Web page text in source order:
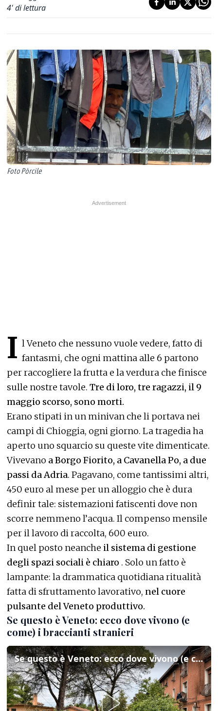
4' di lettura
Foto Pòrcile
I l Veneto che nessuno vuole vedere, fatto di
fantasmi, che ogni mattina alle 6 partono
per raccogliere la frutta e la verdura che finisce
sulle nostre tavole. Tre di loro, tre ragazzi, il 9
maggio scorso, sono morti.
Erano stipati in un minivan che li portava nei
campi di Chioggia, ogni giorno. La tragedia ha
aperto uno squarcio su queste vite dimenticate.
Vivevano a Borgo Fiorito, a Cavanella Po, a due
passi da Adria. Pagavano, come tantissimi altri,
450 euro al mese per un alloggio che è dura
definir tale: sistemazioni fatiscenti dove non
scorre nemmeno l’acqua. Il compenso mensile
per il lavoro di raccolta, 600 euro.
In quel posto neanche il sistema di gestione
degli spazi sociali è chiaro . Solo un fatto è
lampante: la drammatica quotidiana ritualità
fatta di sfruttamento lavorativo, nel cuore
pulsante del Veneto produttivo.
Se questo è Veneto: ecco dove vivono (e
come) i braccianti stranieri
Se questo è Veneto: ecco dove vivono (e come) i braccianti stranieri